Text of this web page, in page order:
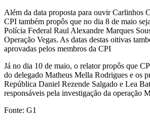
Além da data proposta para ouvir Carlinhos
CPI também propôs que no dia 8 de maio
Polícia Federal Raul Alexandre Marques
Operação Vegas. As datas destas oitivas
aprovadas pelos membros da CPI
Já no dia 10 de maio, o relator propôs que
do delegado Matheus Mella Rodrigues e os
República Daniel Rezende Salgado e Lea
responsáveis pela investigação da operação
Fonte: G1